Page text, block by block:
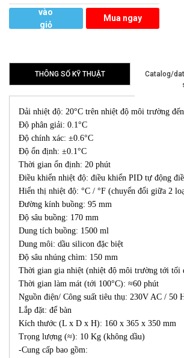
vào
giỏ
Mua ngay
THÔNG SỐ KỸ THUẬT
Catalog/
Dải nhiệt độ: 20°C trên nhiệt độ môi trường
Độ phân giải: 0.1°C
Độ chính xác: ±0.6°C
Độ ổn định: ±0.1°C
Thời gian ổn định: 20 phút
Điều khiển nhiệt độ: điều khiển PID tự động
Hiển thị nhiệt độ: °C / °F (chuyển đổi giữa 2
Đường kính buồng: 95 mm
Độ sâu buồng: 170 mm
Dung tích buồng: 1500 ml
Dung môi: dầu silicon đặc biệt
Độ sâu nhúng chìm: 150 mm
Thời gian gia nhiệt (nhiệt độ môi trường tới tối
Thời gian làm mát (tới 100°C): ≈60 phút
Nguồn điện/ Công suất tiêu thụ: 230V AC / 50
Lắp đặt: để bàn
Kích thước (L x D x H): 160 x 365 x 350 mm
Trọng lượng (≈): 10 Kg (không dầu)
-Cung cấp bao gồm: